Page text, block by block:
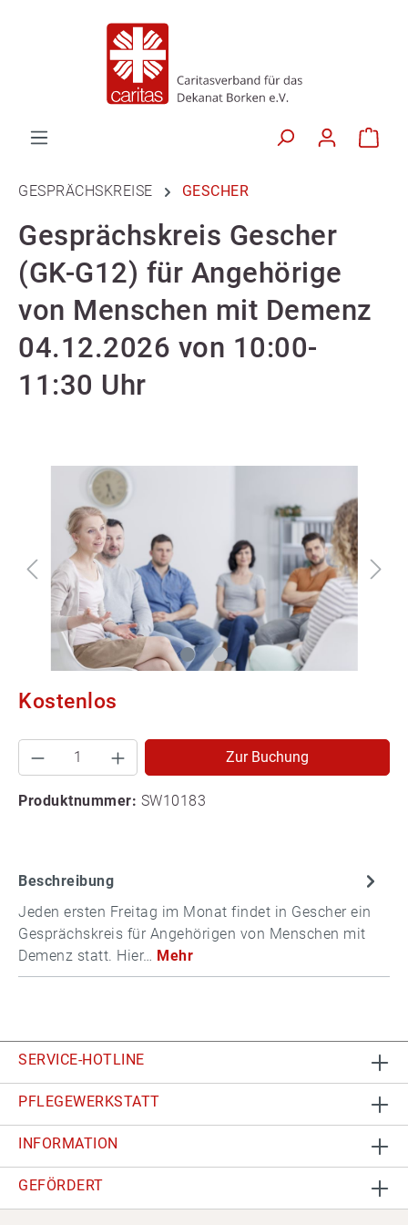
GESPRÄCHSKREISE GESCHER
Gesprächskreis Gescher
(GK-G12) für Angehörige
von Menschen mit Demenz
04.12.2026 von 10:00-
11:30 Uhr
Kostenlos
Zur Buchung
Produktnummer: SW10183
Beschreibung
Jeden ersten Freitag im Monat findet in Gescher ein
Gesprächskreis für Angehörigen von Menschen mit
Demenz statt. Hier… Mehr
SERVICE-HOTLINE
PFLEGEWERKSTATT
INFORMATION
GEFÖRDERT